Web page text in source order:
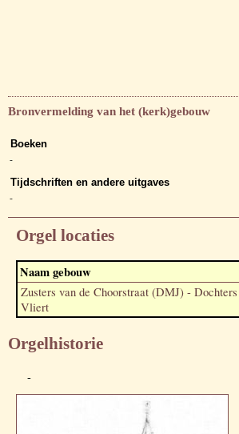
Bronvermelding van het (kerk)gebouw
Boeken
-
Tijdschriften en andere uitgaves
-
Orgel locaties
Naam gebouw
Zusters van de Choorstraat (DMJ) -
Vliert
Orgelhistorie
-